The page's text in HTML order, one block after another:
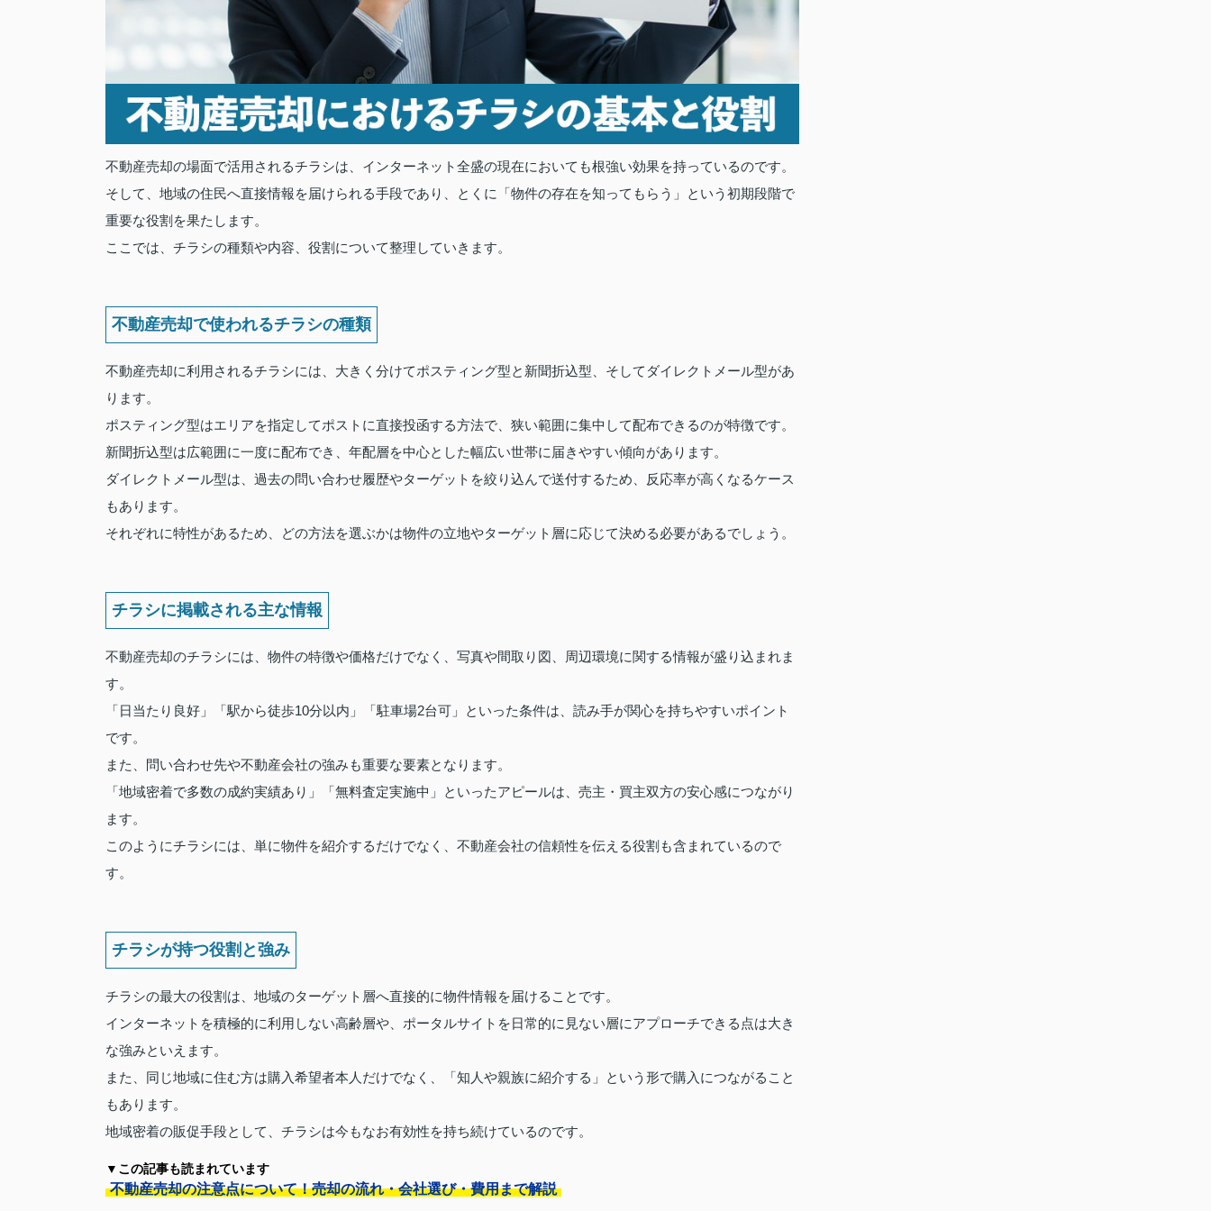
不動産売却の場面で活用されるチラシは、インターネット全盛の現在においても根強い効果を持っているのです。
そして、地域の住民へ直接情報を届けられる手段であり、とくに「物件の存在を知ってもらう」という初期段階で
重要な役割を果たします。
ここでは、チラシの種類や内容、役割について整理していきます。
不動産売却で使われるチラシの種類
不動産売却に利用されるチラシには、大きく分けてポスティング型と新聞折込型、そしてダイレクトメール型があ
ります。
ポスティング型はエリアを指定してポストに直接投函する方法で、狭い範囲に集中して配布できるのが特徴です。
新聞折込型は広範囲に一度に配布でき、年配層を中心とした幅広い世帯に届きやすい傾向があります。
ダイレクトメール型は、過去の問い合わせ履歴やターゲットを絞り込んで送付するため、反応率が高くなるケース
もあります。
それぞれに特性があるため、どの方法を選ぶかは物件の立地やターゲット層に応じて決める必要があるでしょう。
チラシに掲載される主な情報
不動産売却のチラシには、物件の特徴や価格だけでなく、写真や間取り図、周辺環境に関する情報が盛り込まれま
す。
「日当たり良好」「駅から徒歩10分以内」「駐車場2台可」といった条件は、読み手が関心を持ちやすいポイント
です。
また、問い合わせ先や不動産会社の強みも重要な要素となります。
「地域密着で多数の成約実績あり」「無料査定実施中」といったアピールは、売主・買主双方の安心感につながり
ます。
このようにチラシには、単に物件を紹介するだけでなく、不動産会社の信頼性を伝える役割も含まれているので
す。
チラシが持つ役割と強み
チラシの最大の役割は、地域のターゲット層へ直接的に物件情報を届けることです。
インターネットを積極的に利用しない高齢層や、ポータルサイトを日常的に見ない層にアプローチできる点は大き
な強みといえます。
また、同じ地域に住む方は購入希望者本人だけでなく、「知人や親族に紹介する」という形で購入につながること
もあります。
地域密着の販促手段として、チラシは今もなお有効性を持ち続けているのです。
▼この記事も読まれています
不動産売却の注意点について！売却の流れ・会社選び・費用まで解説